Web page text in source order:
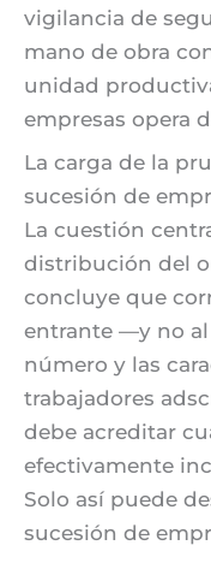
vigilancia de
mano de obra
unidad
empresas opera
La carga de la
sucesión de
La cuestión
distribución del
concluye que
entrante —y no
número y las
trabajadores
debe acreditar
efectivamente
Solo así puede
sucesión de